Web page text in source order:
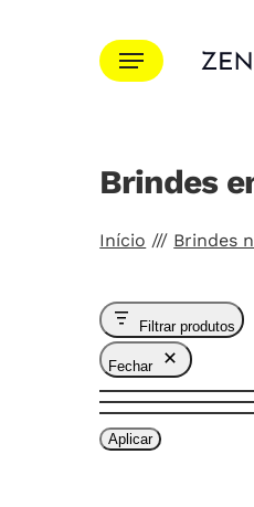
Pressione Enter
Menu
Brindes
Início /// Brindes
Filtrar produtos
Fechar
Aplicar